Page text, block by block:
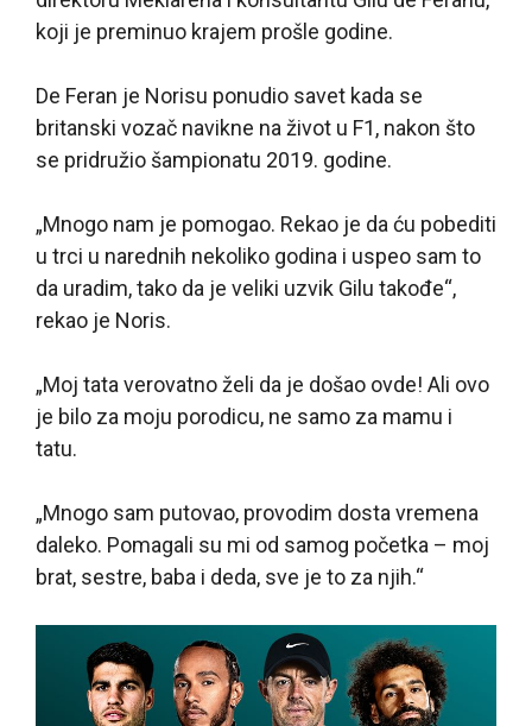
koji je preminuo krajem prošle godine.
De Feran je Norisu ponudio savet kada se
britanski vozač navikne na život u F1, nakon što
se pridružio šampionatu 2019. godine.
„Mnogo nam je pomogao. Rekao je da ću pobediti
u trci u narednih nekoliko godina i uspeo sam to
da uradim, tako da je veliki uzvik Gilu takođe“,
rekao je Noris.
„Moj tata verovatno želi da je došao ovde! Ali ovo
je bilo za moju porodicu, ne samo za mamu i
tatu.
„Mnogo sam putovao, provodim dosta vremena
daleko. Pomagali su mi od samog početka – moj
brat, sestre, baba i deda, sve je to za njih.“